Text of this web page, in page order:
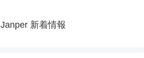
Janper 新着情報